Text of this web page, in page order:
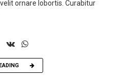
ornare lobortis. Curabitur